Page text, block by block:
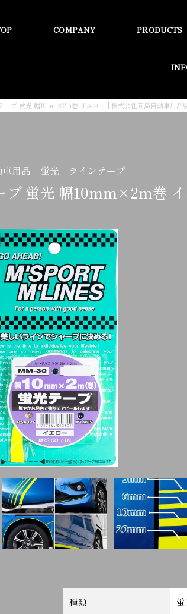
COMPANY PRODUCTS
ープ 蛍光 幅10mm×2m巻 イエロー | 株式会社向島自動車用品
車用品 蛍光 ラインテープ
プ 蛍光 幅10mm×2m巻
種類